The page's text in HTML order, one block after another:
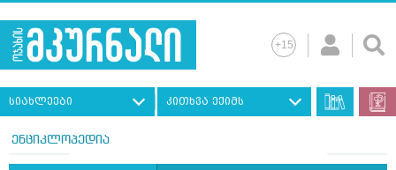
სიახლეები კითხვა ექიმს
ენციკლოპედია